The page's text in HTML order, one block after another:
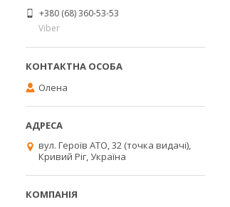
+380 (68) 360-53-53
Viber
Олена
вул. Героїв АТО, 32 (точка видачі),
Кривий Ріг, Україна